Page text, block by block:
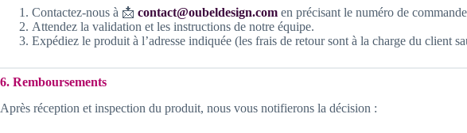
Contactez-nous à 📩 contact@oubeldesign.com en précisant le numéro de
Attendez la validation et les instructions de notre équipe.
Expédiez le produit à l’adresse indiquée (les frais de retour sont à la charge du client
6. Remboursements
Après réception et inspection du produit, nous vous notifierons la décision :